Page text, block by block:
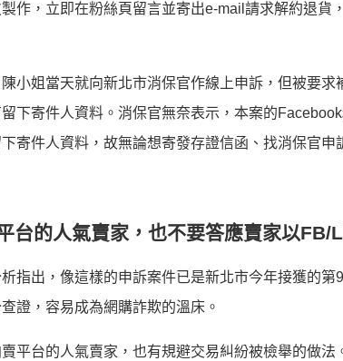
作，立即在粉絲頁留言並寄出e-mail請求解約退
小姐當天就向新北市消保官作線上申訴，但被要
下寄件人資料。消保官無奈表示，本案的
寄件人資料，故無論想寄發存證信函、找消保官申
台的人氣賣家，也不要答應賣家以FB/
指出，像這樣的申訴案件已是新北市今年接獲的
證，容易成為網購詐欺的溫床。
平台的人氣賣家，也有規避交易糾紛被檢舉的做法